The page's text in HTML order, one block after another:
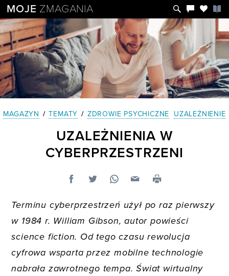
MOJE ZMAGANIA
MAGAZYN / TEMATY / ZDROWIE PSYCHICZNE UZALEŻNIENIE
UZALEŻNIENIA W
CYBERPRZESTRZENI
Terminu cyberprzestrzeń użył po raz pierwszy
w 1984 r. William Gibson, autor powieści
science fiction. Od tego czasu rewolucja
cyfrowa wsparta przez mobilne technologie
nabrała zawrotnego tempa. Świat wirtualny